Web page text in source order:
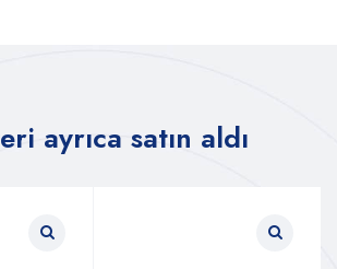
ayrıca satın aldı